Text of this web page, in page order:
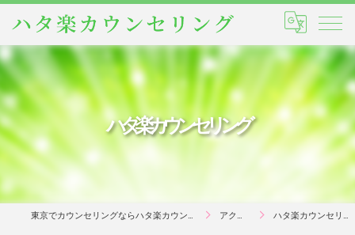
ハタ楽カウンセリング
アクセス ハタ楽カウンセリング